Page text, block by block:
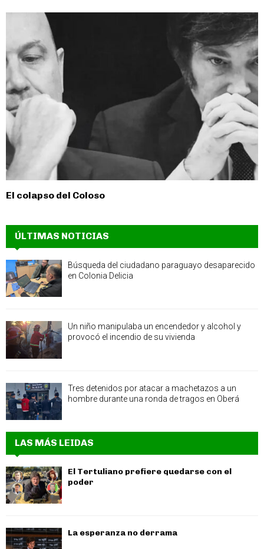
El colapso del Coloso
ÚLTIMAS NOTICIAS
Búsqueda del ciudadano paraguayo desaparecido
en Colonia Delicia
Un niño manipulaba un encendedor y alcohol y
provocó el incendio de su vivienda
Tres detenidos por atacar a machetazos a un
hombre durante una ronda de tragos en Oberá
LAS MÁS LEIDAS
El Tertuliano prefiere quedarse con el
poder
La esperanza no derrama